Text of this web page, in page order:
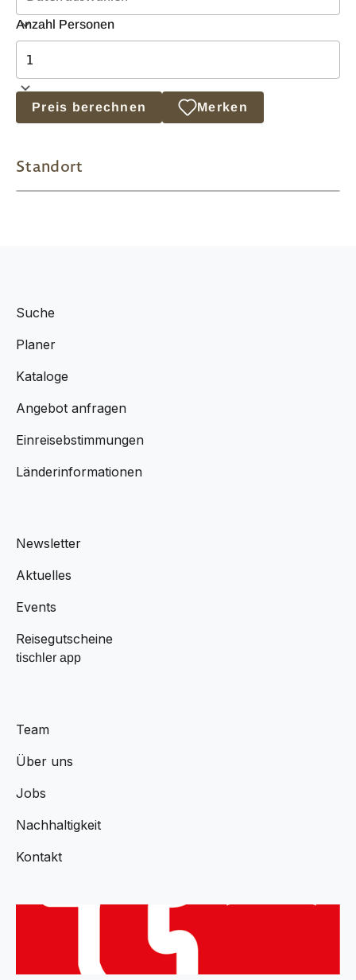
Anzahl Personen
Preis berechnen Merken
Standort
Suche
Planer
Kataloge
Angebot anfragen
Einreisebstimmungen
Länderinformationen
Newsletter
Aktuelles
Events
Reisegutscheine
tischler app
Team
Über uns
Jobs
Nachhaltigkeit
Kontakt